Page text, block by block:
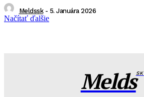
Meldssk - 5. Januára 2026
Načítať ďalšie
MeldsSK